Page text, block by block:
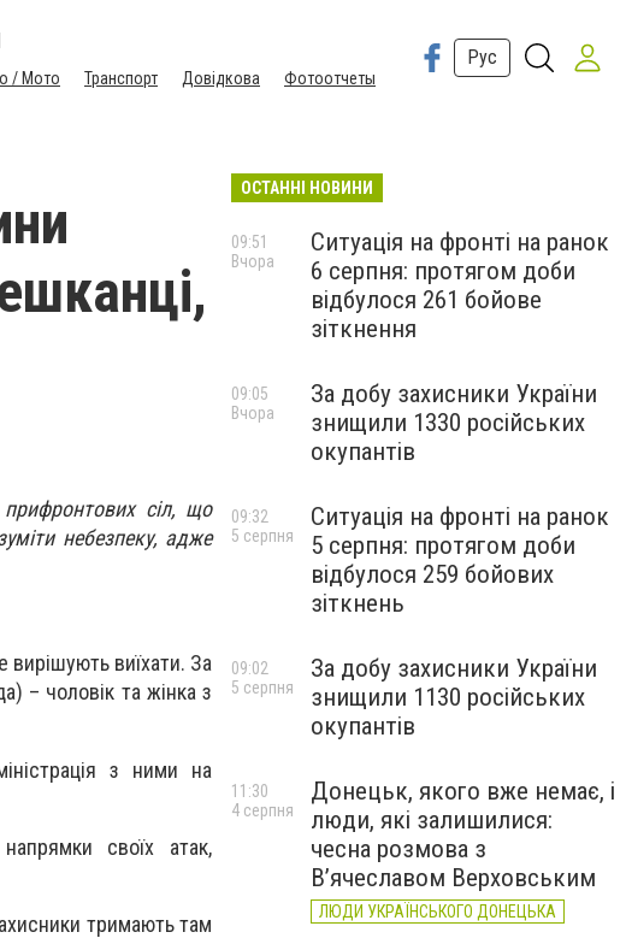
/ Мото Транспорт Довідкова Фотоотчеты
Рус
сіл, що
небезпеку, адже
вирішують виїхати. За
– чоловік та жінка з
з ними на
своїх атак,
тримають там
ОСТАННІ НОВИНИ
Ситуація на фронті на ранок
6 серпня: протягом доби
відбулося 261 бойове
зіткнення
09:51
Вчора
За добу захисники України
знищили 1330 російських
окупантів
09:05
Вчора
Ситуація на фронті на ранок
5 серпня: протягом доби
відбулося 259 бойових
зіткнень
09:32
5 серпня
За добу захисники України
знищили 1130 російських
окупантів
09:02
5 серпня
Донецьк, якого вже немає, і
люди, які залишилися:
чесна розмова з
В’ячеславом Верховським
ЛЮДИ УКРАЇНСЬКОГО ДОНЕЦЬКА
11:30
4 серпня